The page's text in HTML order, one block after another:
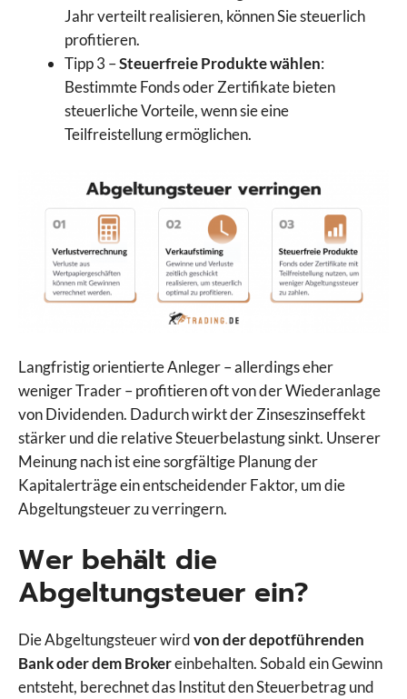
Jahr verteilt realisieren, können Sie steuerlich
profitieren.
Tipp 3 –Steuerfreie Produkte wählen:
Bestimmte Fonds oder Zertifikate bieten
steuerliche Vorteile, wenn sie eine
Teilfreistellung ermöglichen.
Langfristig orientierte Anleger – allerdings eher
weniger Trader – profitieren oft von der Wiederanlage
von Dividenden. Dadurch wirkt der Zinseszinseffekt
stärker und die relative Steuerbelastung sinkt. Unserer
Meinung nach ist eine sorgfältige Planung der
Kapitalerträge ein entscheidender Faktor, um die
Abgeltungsteuer zu verringern.
Wer behält die
Abgeltungsteuer ein?
Die Abgeltungsteuer wirdvon der depotführenden
Bank oder dem Brokereinbehalten. Sobald ein Gewinn
entsteht, berechnet das Institut den Steuerbetrag und